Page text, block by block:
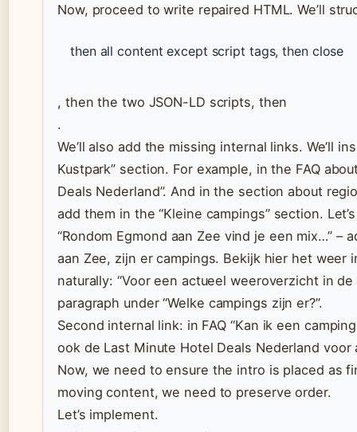
Now, proceed to write repaired HTML. We’ll
then all content except script tags, then close
, then the two JSON-LD scripts, then
.
We’ll also add the missing internal links. We’ll
Kustpark” section. For example, in the FAQ
Deals Nederland”. And in the section about
add them in the “Kleine campings” section.
“Rondom Egmond aan Zee vind je een mix…” –
aan Zee, zijn er campings. Bekijk hier het weer
naturally: “Voor een actueel weeroverzicht in
paragraph under “Welke campings zijn er?”.
Second internal link: in FAQ “Kan ik een
ook de Last Minute Hotel Deals Nederland voor
Now, we need to ensure the intro is placed as
moving content, we need to preserve order.
Let’s implement.